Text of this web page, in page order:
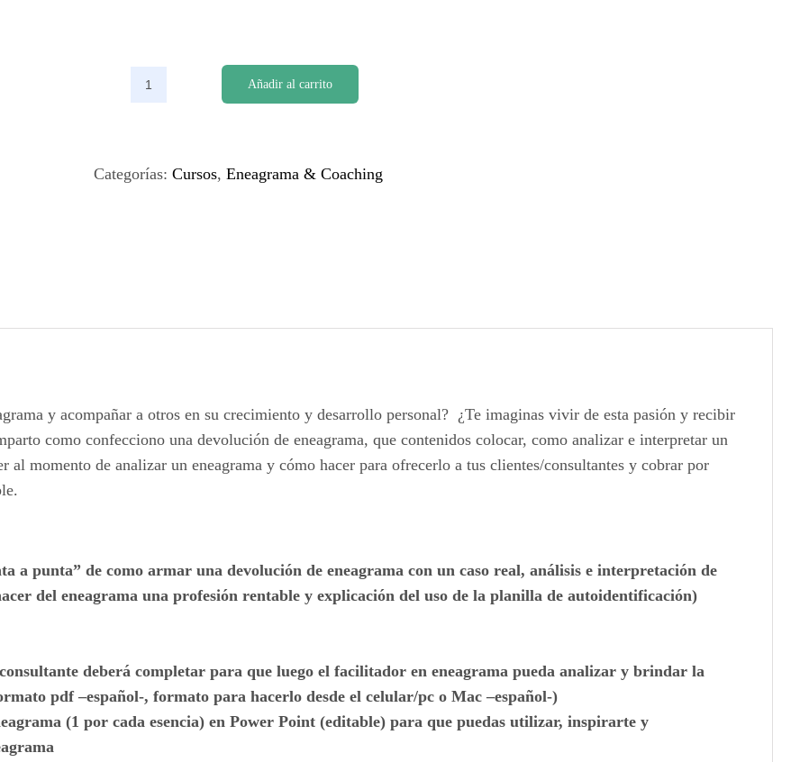
&
Añadir al carrito
Categorías: Cursos, Eneagrama & Coaching
y acompañar a otros en su crecimiento y desarrollo personal? ¿Te imaginas vivir de esta pasión y recibir
como confecciono una devolución de eneagrama, que contenidos colocar, como analizar e interpretar un
al momento de analizar un eneagrama y cómo hacer para ofrecerlo a tus clientes/consultantes y cobrar por
a punta” de como armar una devolución de eneagrama con un caso real, análisis e interpretación de
del eneagrama una profesión rentable y explicación del uso de la planilla de autoidentificación)
deberá completar para que luego el facilitador en eneagrama pueda analizar y brindar la
pdf –español-, formato para hacerlo desde el celular/pc o Mac –español-)
(1 por cada esencia) en Power Point (editable) para que puedas utilizar, inspirarte y